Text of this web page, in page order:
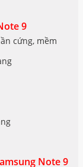
9
cứng, mềm
Note 9